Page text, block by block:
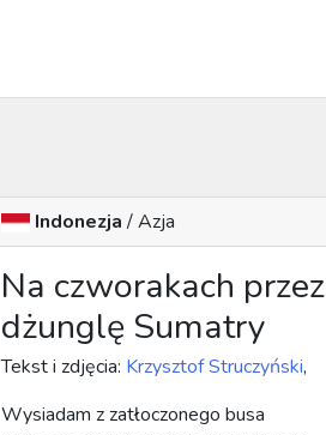
Indonezja/ Azja
Na czworakach przez
dżunglę Sumatry
Tekst i zdjęcia: Krzysztof Struczyński,
Wysiadam z zatłoczonego busa